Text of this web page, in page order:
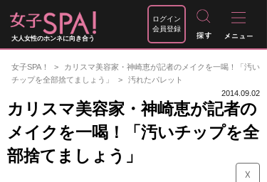
大人女性のホンネに向き合う
ログイン
会員登録
女子SPA！
カリスマ美容家・神崎恵が記者のメイクを一喝！「汚い
チップを全部捨てましょう」
汚れたパレット
2014.09.02
カリスマ美容家・神崎恵が記者の
メイクを一喝！「汚いチップを全
部捨てましょう」
☓